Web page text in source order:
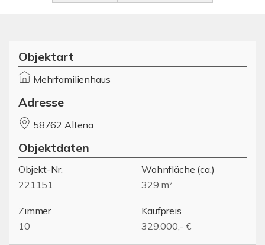
Objektart
Mehrfamilienhaus
Adresse
58762 Altena
Objektdaten
Objekt-Nr.
221151
Wohnfläche (ca.)
329 m²
Zimmer
10
Kaufpreis
329.000,- €